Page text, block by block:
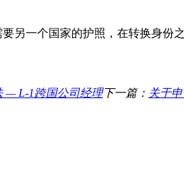
另一个国家的护照，在转换身份
— L-1跨国公司经理下一篇： 关于